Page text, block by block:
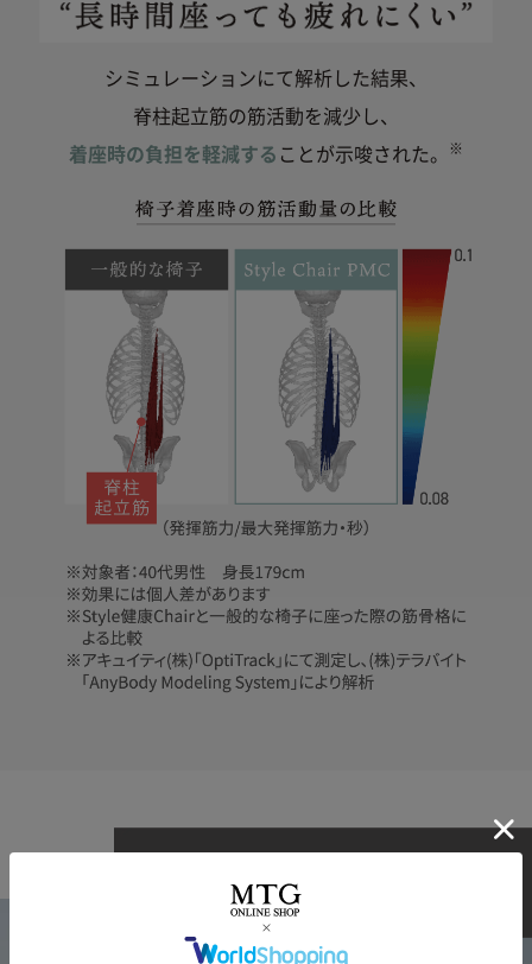
シミュレーションにて解析した結果、
脊柱起立筋の筋活動を減少し、
着座時の負担を軽減する ことが示唆された。 ※